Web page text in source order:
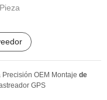
Precisión OEM Montaje de
GPS